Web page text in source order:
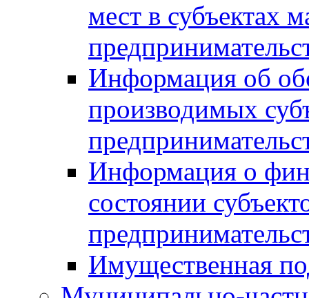
мест в субъектах
Информация об
производимых
Информация о
состоянии
Имущественная